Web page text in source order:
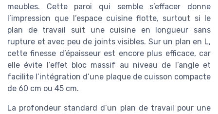
meubles. Cette paroi qui semble s’effacer donne
l’impression que l’espace cuisine flotte, surtout si le
plan de travail suit une cuisine en longueur sans
rupture et avec peu de joints visibles. Sur un plan en L,
cette finesse d’épaisseur est encore plus efficace, car
elle évite l’effet bloc massif au niveau de l’angle et
facilite l’intégration d’une plaque de cuisson compacte
de 60 cm ou 45 cm.
La profondeur standard d’un plan de travail pour une